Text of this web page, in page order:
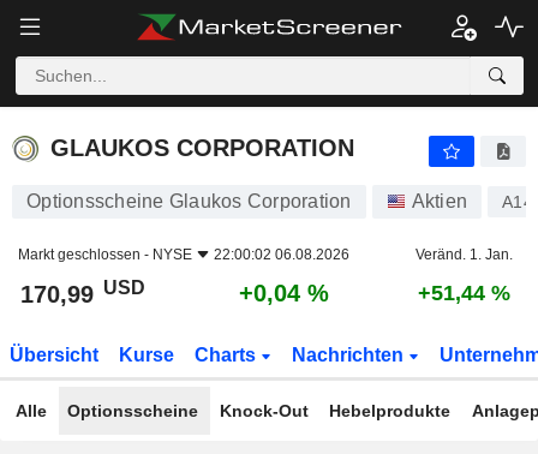
GLAUKOS CORPORATION
GLAUKOS CORPORATION
Optionsscheine Glaukos Corporation Aktien
Markt geschlossen - NYSE 22:00:02 06.08.2026 Veränd. 1. Jan.
170,99 USD +0,04 % +51,44 %
Übersicht Kurse Charts Nachrichten
Alle Optionsscheine Knock-Out Hebelprodukte